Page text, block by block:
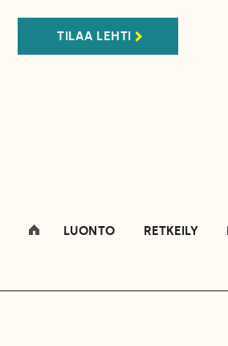
TILAA LEHTI
LUONTO RETKEILY